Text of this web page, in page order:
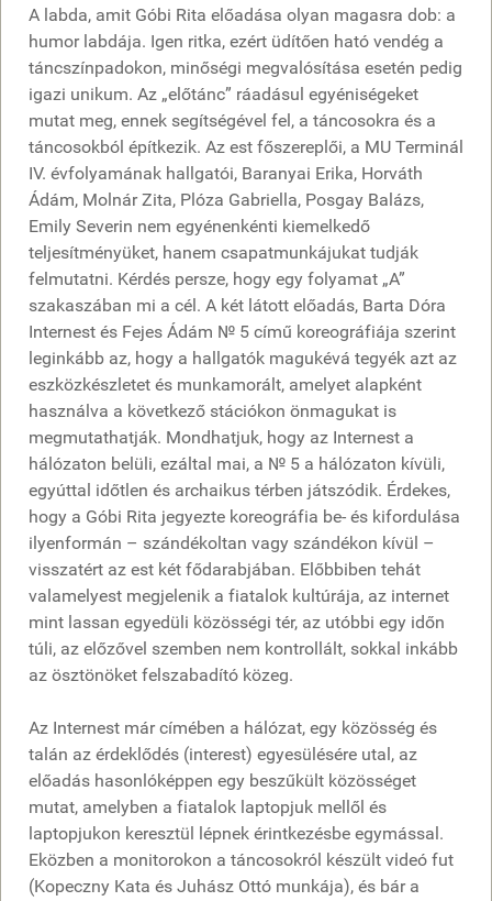
A labda, amit Góbi Rita előadása olyan magasra dob: a
humor labdája. Igen ritka, ezért üdítően ható vendég a
táncszínpadokon, minőségi megvalósítása esetén pedig
igazi unikum. Az „előtánc” ráadásul egyéniségeket
mutat meg, ennek segítségével fel, a táncosokra és a
táncosokból építkezik. Az est főszereplői, a MU Terminál
IV. évfolyamának hallgatói, Baranyai Erika, Horváth
Ádám, Molnár Zita, Plóza Gabriella, Posgay Balázs,
Emily Severin nem egyénenkénti kiemelkedő
teljesítményüket, hanem csapatmunkájukat tudják
felmutatni. Kérdés persze, hogy egy folyamat „A”
szakaszában mi a cél. A két látott előadás, Barta Dóra
Internest és Fejes Ádám № 5 című koreográfiája szerint
leginkább az, hogy a hallgatók magukévá tegyék azt az
eszközkészletet és munkamorált, amelyet alapként
használva a következő stációkon önmagukat is
megmutathatják. Mondhatjuk, hogy az Internest a
hálózaton belüli, ezáltal mai, a № 5 a hálózaton kívüli,
egyúttal időtlen és archaikus térben játszódik. Érdekes,
hogy a Góbi Rita jegyezte koreográfia be- és kifordulása
ilyenformán – szándékoltan vagy szándékon kívül –
visszatért az est két fődarabjában. Előbbiben tehát
valamelyest megjelenik a fiatalok kultúrája, az internet
mint lassan egyedüli közösségi tér, az utóbbi egy időn
túli, az előzővel szemben nem kontrollált, sokkal inkább
az ösztönöket felszabadító közeg.
Az Internest már címében a hálózat, egy közösség és
talán az érdeklődés (interest) egyesülésére utal, az
előadás hasonlóképpen egy beszűkült közösséget
mutat, amelyben a fiatalok laptopjuk mellől és
laptopjukon keresztül lépnek érintkezésbe egymással.
Eközben a monitorokon a táncosokról készült videó fut
(Kopeczny Kata és Juhász Ottó munkája), és bár a